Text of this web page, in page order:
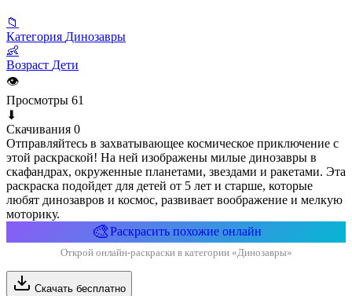
📁
Категория Динозавры
👶
Возраст Дети
👁
Просмотры 61
⬇
Скачивания 0
Отправляйтесь в захватывающее космическое приключение с
этой раскраской! На ней изображены милые динозавры в
скафандрах, окруженные планетами, звездами и ракетами. Эта
раскраска подойдет для детей от 5 лет и старше, которые
любят динозавров и космос, развивает воображение и мелкую
моторику.
🎨Раскрасить похожие онлайн
Открой онлайн-раскраски в категории «Динозавры»
Скачать бесплатно